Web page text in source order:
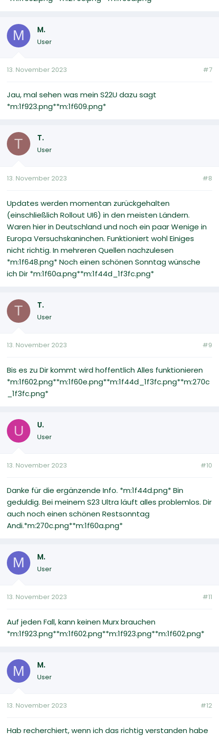
M M.
User
13. November 2023 #7
Jau, mal sehen was mein S22U dazu sagt
*m:1f923.png**m:1f609.png*
T T.
User
13. November 2023 #8
Updates werden momentan zurückgehalten
(einschließlich Rollout UI6) in den meisten Ländern.
Waren hier in Deutschland und noch ein paar Wenige in
Europa Versuchskaninchen. Funktioniert wohl Einiges
nicht richtig. In mehreren Quellen nachzulesen
*m:1f648.png* Noch einen schönen Sonntag wünsche
ich Dir *m:1f60a.png**m:1f44d_1f3fc.png*
T T.
User
13. November 2023 #9
Bis es zu Dir kommt wird hoffentlich Alles funktionieren
*m:1f602.png**m:1f60e.png**m:1f44d_1f3fc.png**m:270c
_1f3fc.png*
U U.
User
13. November 2023 #10
Danke für die ergänzende Info. *m:1f44d.png* Bin
geduldig. Bei meinem S23 Ultra läuft alles problemlos. Dir
auch noch einen schönen Restsonntag
Andi.*m:270c.png**m:1f60a.png*
M M.
User
13. November 2023 #11
Auf jeden Fall, kann keinen Murx brauchen
*m:1f923.png**m:1f602.png**m:1f923.png**m:1f602.png*
M M.
User
13. November 2023 #12
Hab recherchiert, wenn ich das richtig verstanden habe